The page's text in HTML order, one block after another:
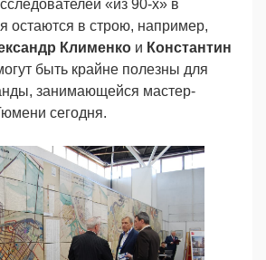
«из 90-х» в
остаются в строю, например,
Клименко и Константин
быть крайне полезны для
занимающейся мастер-
сегодня.